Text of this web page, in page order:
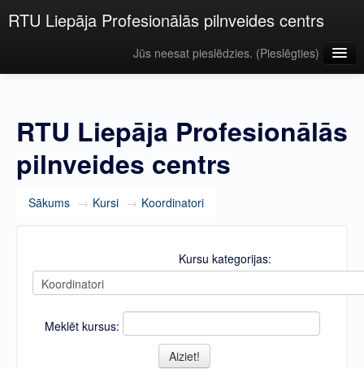
RTU Liepāja Profesionālās pilnveides centrs
Jūs neesat pieslēdzies. (Pieslēgties)
RTU Liepāja Profesionālās
pilnveides centrs
Sākums → Kursi → Koordinatori
Kursu kategorijas:
Meklēt kursus: